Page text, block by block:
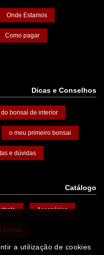
Onde Estamos
Como pagar
Dicas e Conselhos
bonsai de interior
o meu primeiro bonsai
e dúvidas
Catálogo
Acessórios
bonsai
a utilização de cookies